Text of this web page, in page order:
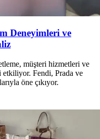
Deneyimleri ve
müşteri hizmetleri ve
Fendi, Prada ve
öne çıkıyor.